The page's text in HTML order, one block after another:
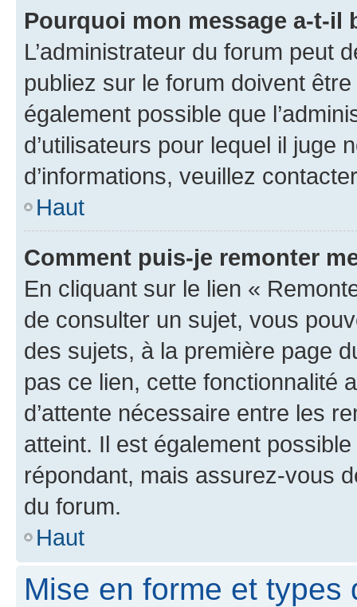
Pourquoi mon message a-t-il
L’administrateur du forum peut
publiez sur le forum doivent
également possible que
d’utilisateurs pour lequel il juge
d’informations, veuillez
Haut
Comment puis-je remonter
En cliquant sur le lien «
de consulter un sujet, vous
des sujets, à la première page
pas ce lien, cette fonctionnalité
d’attente nécessaire entre les
atteint. Il est également
répondant, mais assurez-vous
du forum.
Haut
Mise en forme et types